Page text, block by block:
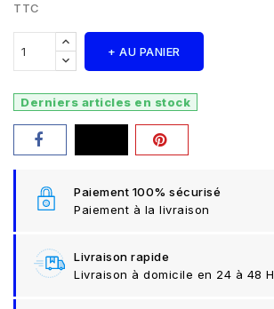
TTC
+ AU PANIER
Derniers articles en stock
Paiement 100% sécurisé
Paiement à la livraison
Livraison rapide
Livraison à domicile en 24 à 48 H